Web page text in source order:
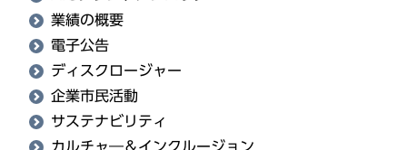
業績の概要
電子公告
ディスクロージャー
企業市民活動
サステナビリティ
カルチャ―＆インクルージョン